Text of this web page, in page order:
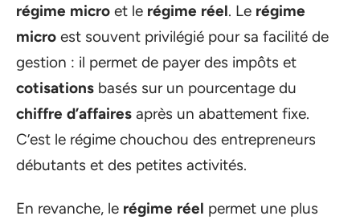
régime micro et le régime réel. Le régime
micro est souvent privilégié pour sa facilité de
gestion : il permet de payer des impôts et
cotisations basés sur un pourcentage du
chiffre d’affaires après un abattement fixe.
C’est le régime chouchou des entrepreneurs
débutants et des petites activités.
En revanche, le régime réel permet une plus